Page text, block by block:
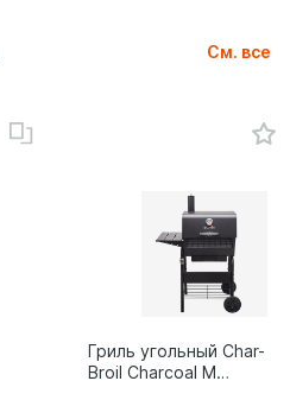
См. все
Гриль угольный Char-
Broil Charcoal M